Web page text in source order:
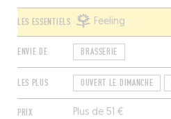
LES ESSENTIELS Feeling
ENVIE DE BRASSERIE
LES PLUS OUVERT LE DIMANCHE
PRIX Plus de 51 €